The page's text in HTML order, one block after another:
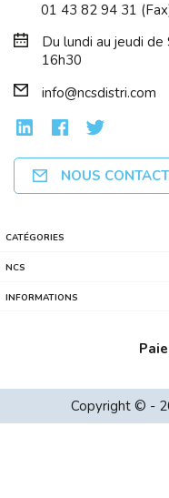
SERVEUR NAS DS923+
01 43 82 94 31
Du lundi au jeudi
16h30
info@ncsdistri.com
NOUS
CATÉGORIES
NCS
INFORMATIONS
Copyright © -